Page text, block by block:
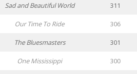
Sad and Beautiful World 311
Our Time To Ride 306
The Bluesmasters 301
One Mississippi 300